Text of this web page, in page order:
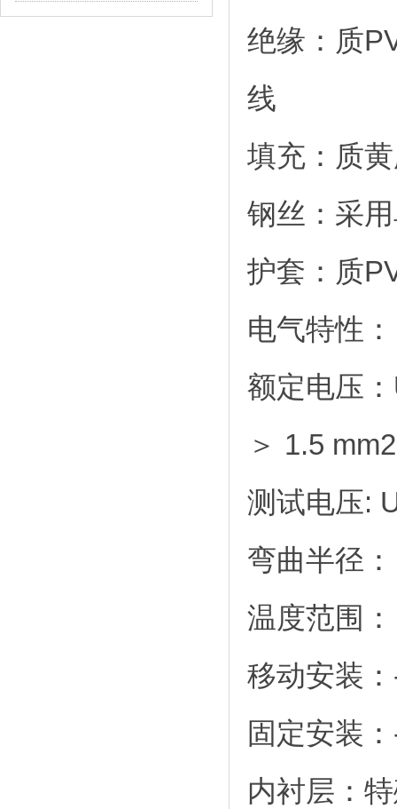
绝缘：质
线
填充：质
钢丝：采
护套：质
电气特性：
额定电压
＞ 1.5
测试电压:
弯曲半径
温度范围：
移动安装
固定安
内衬层：